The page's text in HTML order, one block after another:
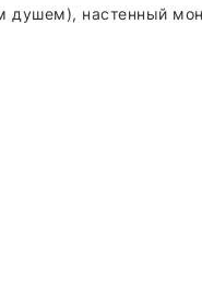
душем), настенный